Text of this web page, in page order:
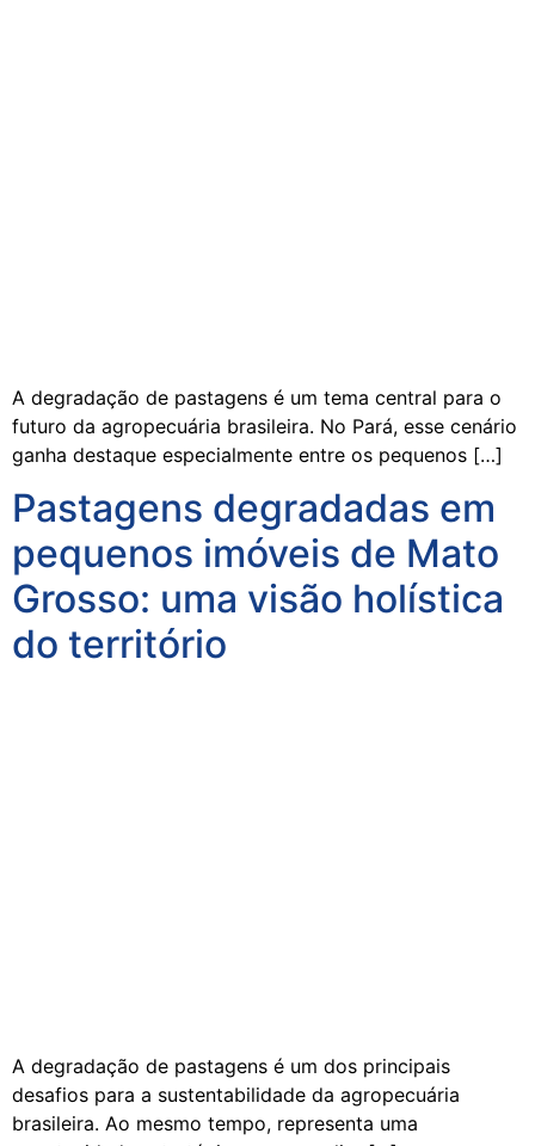
A degradação de pastagens é um tema central para o
futuro da agropecuária brasileira. No Pará, esse cenário
ganha destaque especialmente entre os pequenos […]
Pastagens degradadas em
pequenos imóveis de Mato
Grosso: uma visão holística
do território
A degradação de pastagens é um dos principais
desafios para a sustentabilidade da agropecuária
brasileira. Ao mesmo tempo, representa uma